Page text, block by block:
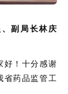
副局长林庆
好！十分感谢
省药品监管工